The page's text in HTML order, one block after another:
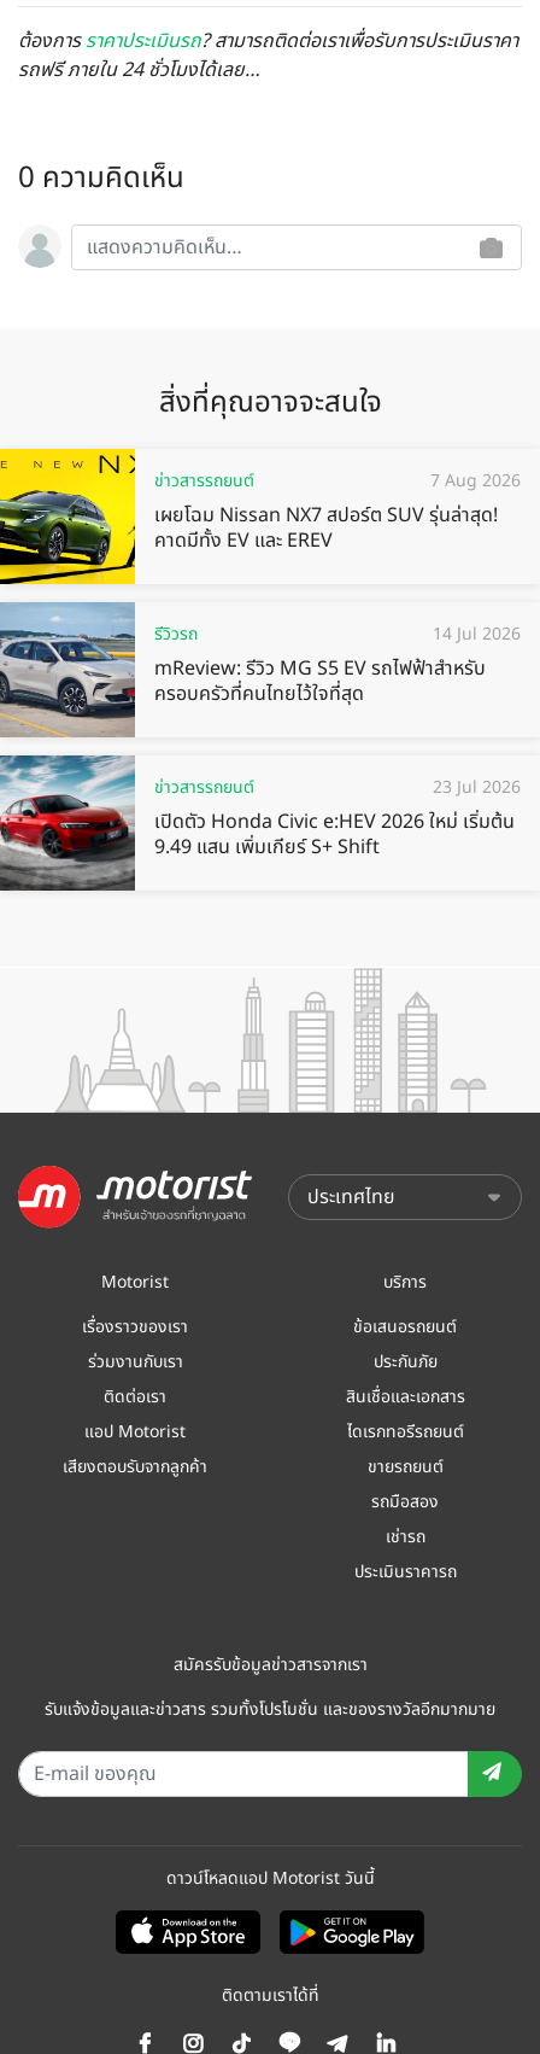
ต้องการราคาประเมินรถ? สามารถติดต่อเราเพื่อรับการประเมินราคา
รถฟรี ภายใน 24 ชั่วโมงได้เลย…
0 ความคิดเห็น
สิ่งที่คุณอาจจะสนใจ
ข่าวสารรถยนต์ 7 Aug 2026
เผยโฉม Nissan NX7 สปอร์ต SUV รุ่นล่าสุด!
คาดมีทั้ง EV และ EREV
รีวิวรถ 14 Jul 2026
mReview: รีวิว MG S5 EV รถไฟฟ้าสำหรับ
ครอบครัวที่คนไทยไว้ใจที่สุด
ข่าวสารรถยนต์ 23 Jul 2026
เปิดตัว Honda Civic e:HEV 2026 ใหม่ เริ่มต้น
9.49 แสน เพิ่มเกียร์ S+ Shift
Motorist
เรื่องราวของเรา
ร่วมงานกับเรา
ติดต่อเรา
แอป Motorist
เสียงตอบรับจากลูกค้า
บริการ
ข้อเสนอรถยนต์
ประกันภัย
สินเชื่อและเอกสาร
ไดเรกทอรีรถยนต์
ขายรถยนต์
รถมือสอง
เช่ารถ
ประเมินราคารถ
สมัครรับข้อมูลข่าวสารจากเรา
รับแจ้งข้อมูลและข่าวสาร รวมทั้งโปรโมชั่น และของรางวัลอีกมากมาย
ดาวน์โหลดแอป Motorist วันนี้
ติดตามเราได้ที่